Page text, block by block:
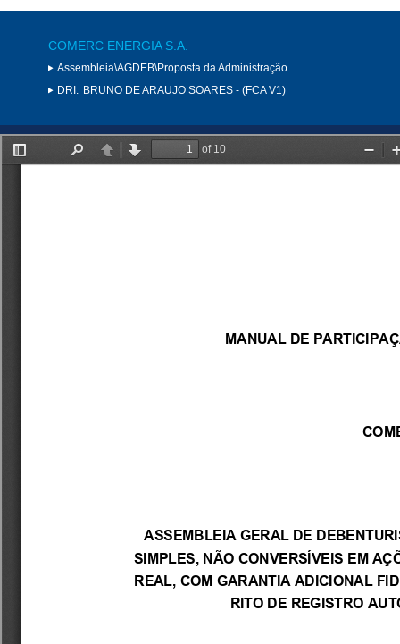
COMERC ENERGIA S.A.
Assembleia\AGDEB\Proposta da Administração
DRI: BRUNO DE ARAUJO SOARES - (FCA V1)